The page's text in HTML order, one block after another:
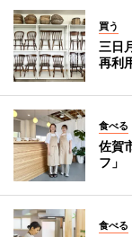
買う
三日
再利
食べる
佐賀
フ」
食べる